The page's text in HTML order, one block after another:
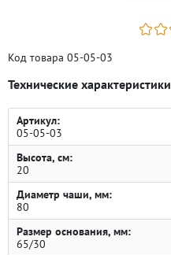
Код товара 05-05-03
Технические характеристики
Артикул:
05-05-03
Высота, см:
20
Диаметр чаши, мм:
80
Размер основания, мм:
65/30